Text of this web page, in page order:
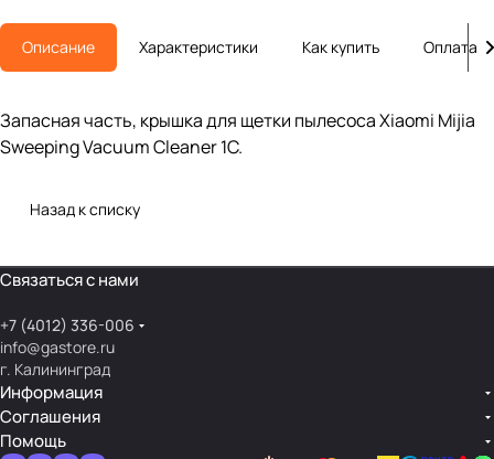
Описание Характеристики Как купить Оплата
Запасная часть, крышка для щетки пылесоса Xiaomi Mijia
Sweeping Vacuum Cleaner 1C.
Назад к списку
Связаться с нами
+7 (4012) 336-006
info@gastore.ru
г. Калининград
Информация
Соглашения
Помощь